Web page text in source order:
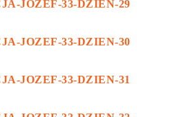
JOZEF-33-DZIEN-29
JOZEF-33-DZIEN-30
JOZEF-33-DZIEN-31